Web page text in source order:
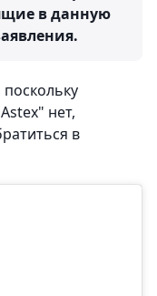
в данную
нет,
в